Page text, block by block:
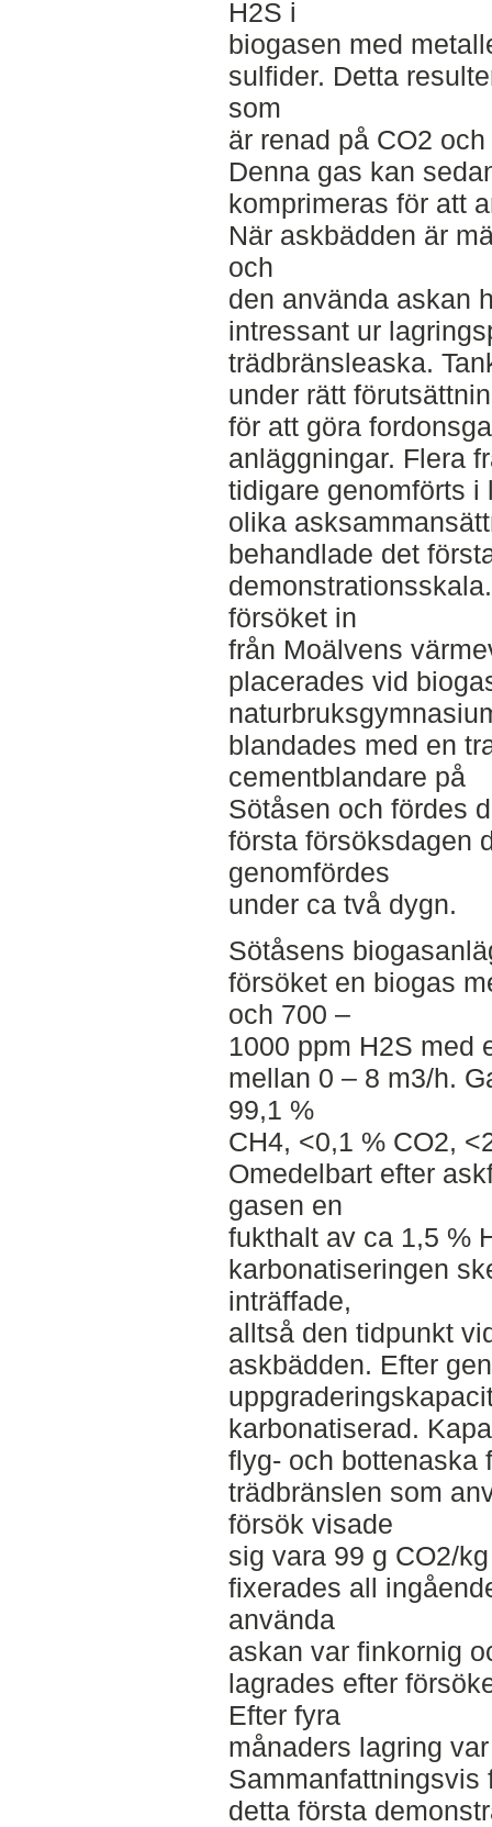
H2S i
biogasen med
sulfider. Detta
som
är renad på CO2
Denna gas kan
komprimeras för att
När askbädden är
och
den använda askan
intressant ur
trädbränsleaska.
under rätt
för att göra
anläggningar. Flera
tidigare genomförts i
olika
behandlade det
försöket in
från Moälvens
placerades vid
blandades med en
cementblandare på
Sötåsen och fördes
första försöksdagen
genomfördes
under ca två dygn.
Sötåsens
försöket en biogas
och 700 –
1000 ppm H2S med
mellan 0 – 8 m3/h.
99,1 %
CH4, <0,1 % CO2,
Omedelbart efter
gasen en
fukthalt av ca 1,5 %
karbonatiseringen
inträffade,
alltså den tidpunkt
askbädden. Efter
karbonatiserad.
flyg- och bottenaska
trädbränslen som
försök visade
sig vara 99 g CO2/
fixerades all
använda
askan var finkornig
lagrades efter
Efter fyra
månaders lagring
Sammanfattningsvis
detta första